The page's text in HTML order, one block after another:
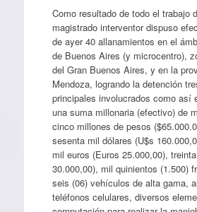
Como resultado de todo el trabajo
magistrado interventor dispuso
de ayer 40 allanamientos en el
de Buenos Aires (y microcentro),
del Gran Buenos Aires, y en la
Mendoza, logrando la detención
principales involucrados como así
una suma millonaria (efectivo) de
cinco millones de pesos
sesenta mil dólares (U$s
mil euros (Euros 25.000,00),
30.000,00), mil quinientos (1.500)
seis (06) vehículos de alta gama,
teléfonos celulares, diversos